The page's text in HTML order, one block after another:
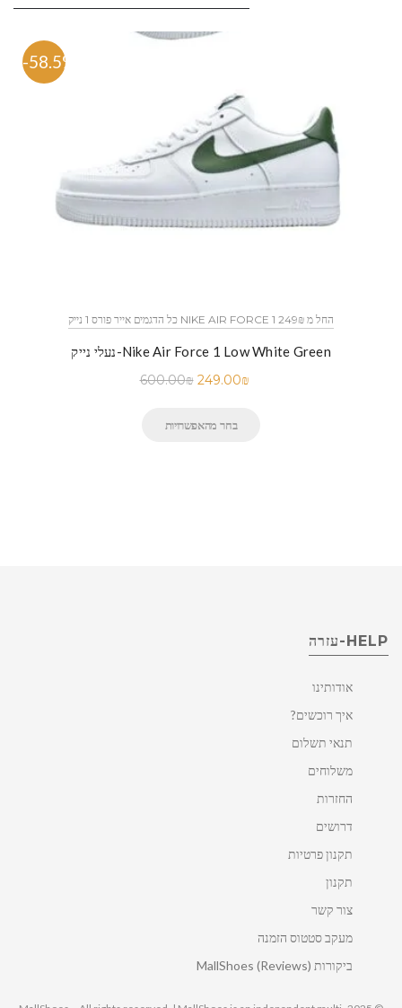
-58.5%
כל הדגמים אייר פורס 1 נייק NIKE AIR FORCE 1 החל מ 249₪
נעלי נייק-Nike Air Force 1 Low White Green
600.00₪ 249.00₪
בחר מהאפשרויות
HELP-עזרה
אודותינו
איך רוכשים?
תנאי תשלום
משלוחים
החזרות
דרושים
תקנון פרטיות
תקנון
צור קשר
מעקב סטטוס הזמנה
ביקורות MallShoes (Reviews)